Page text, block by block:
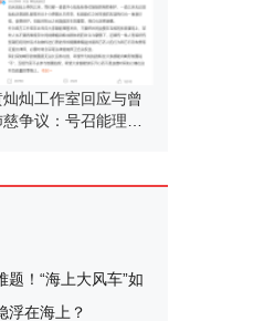
灿灿工作室回应与曾
争议：号召能理智
题！“海上大风车”如
浮在海上？